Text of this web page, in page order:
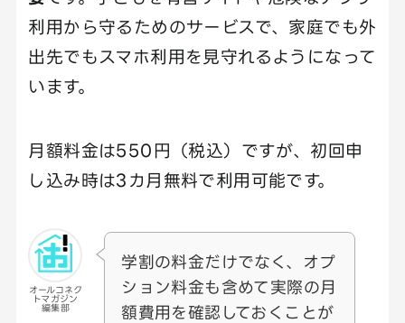
利用から守るためのサービスで、家庭でも外
出先でもスマホ利用を見守れるようになって
います。
月額料金は550円（税込）ですが、初回申
し込み時は3カ月無料で利用可能です。
オールコネク
トマガジン
編集部
学割の料金だけでなく、オプ
ション料金も含めて実際の月
額費用を確認しておくことが